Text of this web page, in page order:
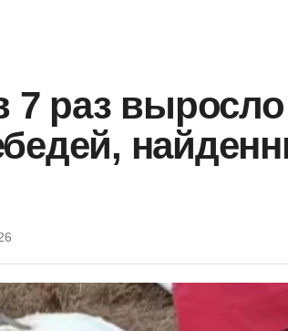
7 раз